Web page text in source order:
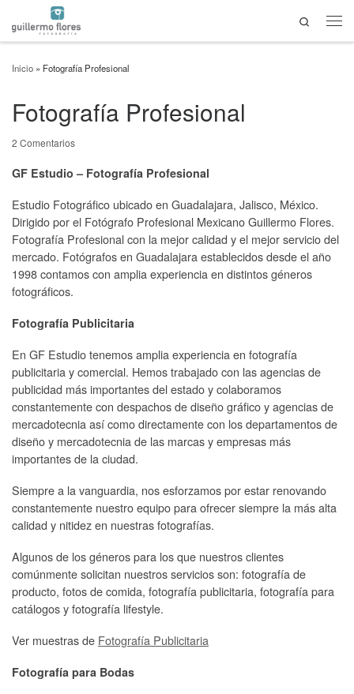
Saltar al contenido
Search
Inicio » Fotografía Profesional
Fotografía Profesional
2 Comentarios
GF Estudio – Fotografía Profesional
Estudio Fotográfico ubicado en Guadalajara, Jalisco, México.
Dirigido por el Fotógrafo Profesional Mexicano Guillermo Flores.
Fotografía Profesional con la mejor calidad y el mejor servicio del
mercado. Fotógrafos en Guadalajara establecidos desde el año
1998 contamos con amplia experiencia en distintos géneros
fotográficos.
Fotografía Publicitaria
En GF Estudio tenemos amplia experiencia en fotografía
publicitaria y comercial. Hemos trabajado con las agencias de
publicidad más importantes del estado y colaboramos
constantemente con despachos de diseño gráfico y agencias de
mercadotecnia así como directamente con los departamentos de
diseño y mercadotecnia de las marcas y empresas más
importantes de la ciudad.
Siempre a la vanguardia, nos esforzamos por estar renovando
constantemente nuestro equipo para ofrecer siempre la más alta
calidad y nitidez en nuestras fotografías.
Algunos de los géneros para los que nuestros clientes
comúnmente solicitan nuestros servicios son: fotografía de
producto, fotos de comida, fotografía publicitaria, fotografía para
catálogos y fotografía lifestyle.
Ver muestras de Fotografía Publicitaria
Fotografía para Bodas